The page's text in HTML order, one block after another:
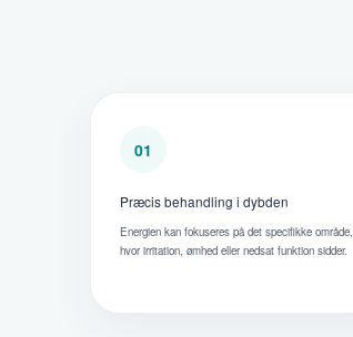
01
Præcis behandling i dybden
Energien kan fokuseres på det specifikke område,
hvor irritation, ømhed eller nedsat funktion sidder.